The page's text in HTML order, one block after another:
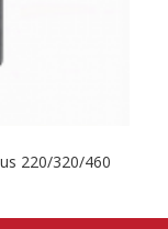
220/320/460